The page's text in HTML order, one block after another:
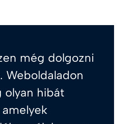
még dolgozni
Weboldaladon
olyan hibát